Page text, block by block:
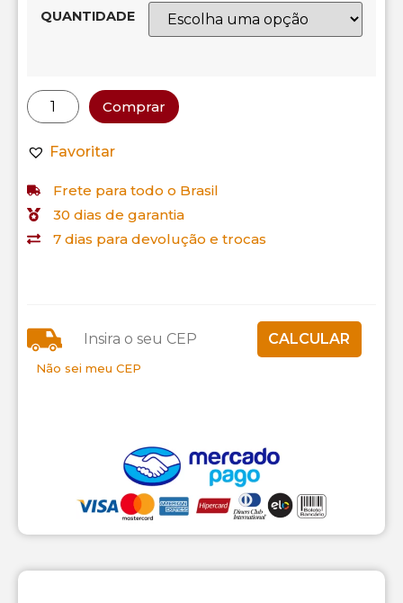
QUANTIDADE
Comprar
Favoritar
Frete para todo o Brasil
30 dias de garantia
7 dias para devolução e trocas
Não sei meu CEP